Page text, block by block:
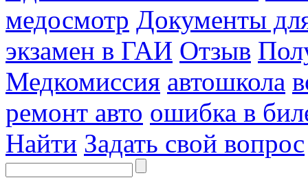
медосмотр Документы
экзамен в ГАИ Отзыв
Медкомиссия автошкола
ремонт авто ошибка в
Найти Задать свой вопрос